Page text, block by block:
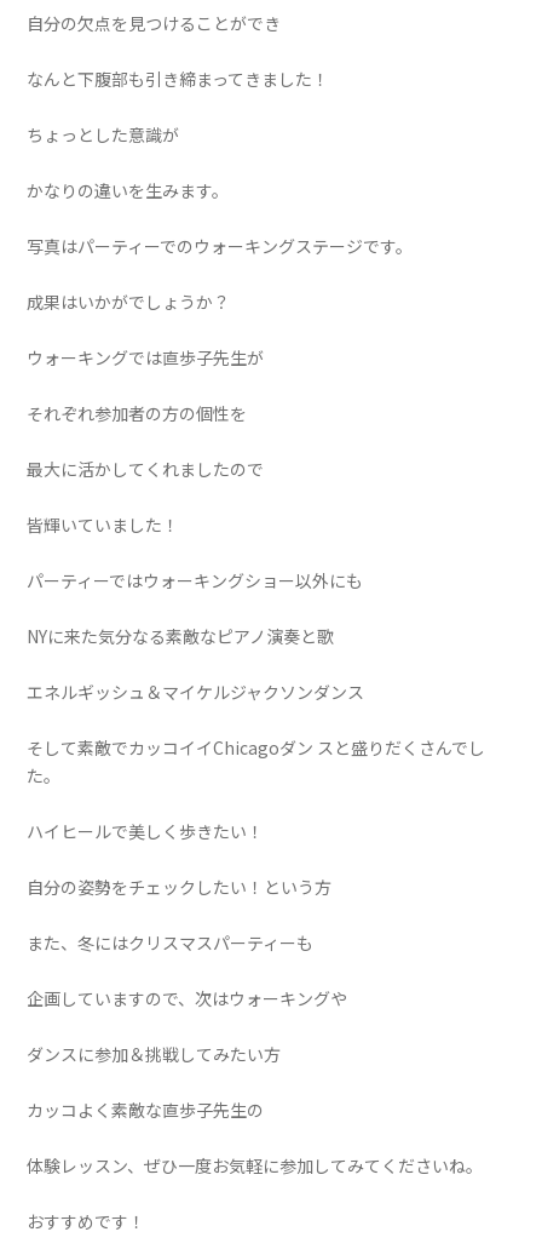
自分の欠点を見つけることができ
なんと下腹部も引き締まってきました！
ちょっとした意識が
かなりの違いを生みます。
写真はパーティーでのウォーキングステージです。
成果はいかがでしょうか？
ウォーキングでは直歩子先生が
それぞれ参加者の方の個性を
最大に活かしてくれましたので
皆輝いていました！
パーティーではウォーキングショー以外にも
NYに来た気分なる素敵なピアノ演奏と歌
エネルギッシュ＆マイケルジャクソンダンス
そして素敵でカッコイイChicagoダン スと盛りだくさんでし
た。
ハイヒールで美しく歩きたい！
自分の姿勢をチェックしたい！という方
また、冬にはクリスマスパーティーも
企画していますので、次はウォーキングや
ダンスに参加＆挑戦してみたい方
カッコよく素敵な直歩子先生の
体験レッスン、ぜひ一度お気軽に参加してみてくださいね。
おすすめです！